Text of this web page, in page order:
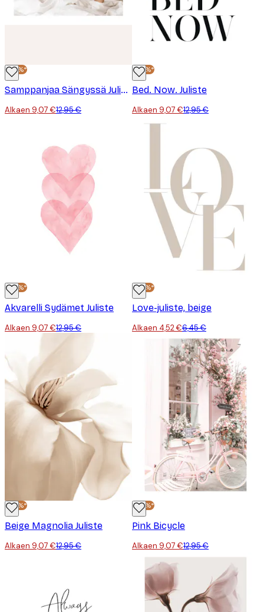
-30%*
Samppanjaa Sängyssä Juliste
Alkaen 9,07 €12,95 €
-30%*
Bed. Now. Juliste
Alkaen 9,07 €12,95 €
-30%*
Akvarelli Sydämet Juliste
Alkaen 9,07 €12,95 €
-30%*
Love-juliste, beige
Alkaen 4,52 €6,45 €
-30%*
Beige Magnolia Juliste
Alkaen 9,07 €12,95 €
-30%*
Pink Bicycle
Alkaen 9,07 €12,95 €